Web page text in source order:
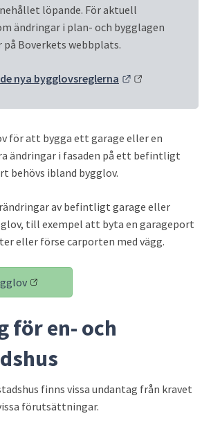
löpande. För aktuell
ändringar i plan- och bygglagen
på Boverkets webbplats.
nya bygglovsreglerna Länk till annan
för att bygga ett garage eller en
ändringar i fasaden på ett befintligt
behövs ibland bygglov.
av befintligt garage eller
till exempel att byta en garageport
eller förse carporten med vägg.
till annan webbplats)
för en- och
finns vissa undantag från kravet
förutsättningar.